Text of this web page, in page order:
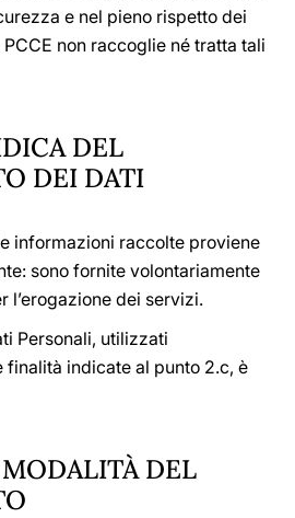
e nel pieno rispetto dei
non raccoglie né tratta tali
DEL
DEI DATI
informazioni raccolte proviene
sono fornite volontariamente
l’erogazione dei servizi.
Personali, utilizzati
finalità indicate al punto 2.c, è
DEL